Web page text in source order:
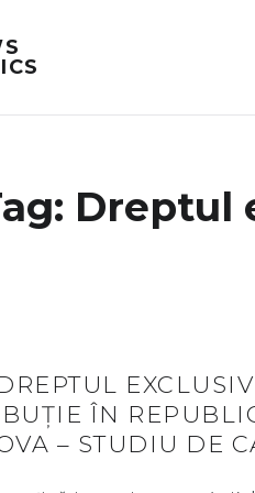
Dreptul
ÎN
– STUDIU DE